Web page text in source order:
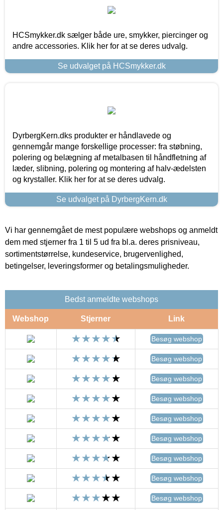
HCSmykker.dk sælger både ure, smykker, piercinger og
andre accessories. Klik her for at se deres udvalg.
Se udvalget på HCSmykker.dk
DyrbergKern.dks produkter er håndlavede og
gennemgår mange forskellige processer: fra støbning,
polering og belægning af metalbasen til håndfletning af
læder, slibning, polering og montering af halv-ædelsten
og krystaller. Klik her for at se deres udvalg.
Se udvalget på DyrbergKern.dk
Vi har gennemgået de mest populære webshops og anmeldt
dem med stjerner fra 1 til 5 ud fra bl.a. deres prisniveau,
sortimentstørrelse, kundeservice, brugervenlighed,
betingelser, leveringsformer og betalingsmuligheder.
Bedst anmeldte webshops
Webshop Stjerner Link
Besøg webshop
Besøg webshop
Besøg webshop
Besøg webshop
Besøg webshop
Besøg webshop
Besøg webshop
Besøg webshop
Besøg webshop